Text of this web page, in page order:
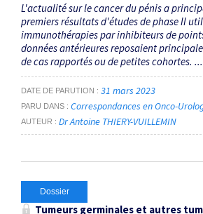
L'actualité sur le cancer du pénis a
premiers résultats d'études de phase II
immunothérapies par inhibiteurs de
données antérieures reposaient
de cas rapportés ou de petites cohortes. ...
DATE DE PARUTION 31 mars 2023
PARU DANS Correspondances en Onco-
AUTEUR Dr Antoine THIERY-VUILLEMIN
Dossier
Tumeurs germinales et autres